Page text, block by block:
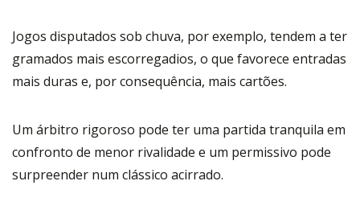
Jogos disputados sob chuva, por exemplo, tendem a ter
gramados mais escorregadios, o que favorece entradas
mais duras e, por consequência, mais cartões.
Um árbitro rigoroso pode ter uma partida tranquila em
confronto de menor rivalidade e um permissivo pode
surpreender num clássico acirrado.